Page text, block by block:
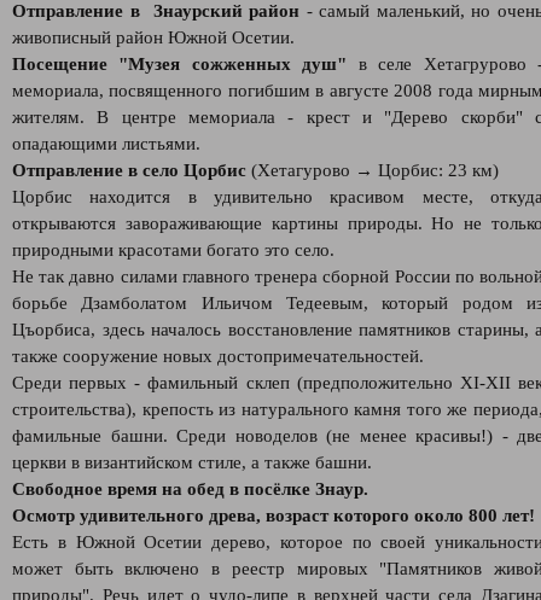
Отправление в Знаурский район - самый маленький, но
живописный район Южной Осетии.
Посещение "Музея сожженных душ" в селе Хетагрурово
мемориала, посвященного погибшим в августе 2008 года
жителям. В центре мемориала - крест и "Дерево скорби"
опадающими листьями.
Отправление в село Цорбис (Хетагурово → Цорбис: 23 км)
Цорбис находится в удивительно красивом месте,
открываются завораживающие картины природы. Но не
природными красотами богато это село.
Не так давно силами главного тренера сборной России по
борьбе Дзамболатом Ильичом Тедеевым, который родом
Цъорбиса, здесь началось восстановление памятников старины,
также сооружение новых достопримечательностей.
Среди первых - фамильный склеп (предположительно XI-XII
строительства), крепость из натурального камня того же
фамильные башни. Среди новоделов (не менее красивы!) -
церкви в византийском стиле, а также башни.
Свободное время на обед в посёлке Знаур.
Осмотр удивительного древа, возраст которого около 800 лет!
Есть в Южной Осетии дерево, которое по своей
может быть включено в реестр мировых "Памятников
природы". Речь идет о чудо-липе в верхней части села